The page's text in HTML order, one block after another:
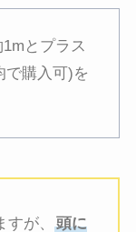
とプラス
で購入可)を
すが、頭に